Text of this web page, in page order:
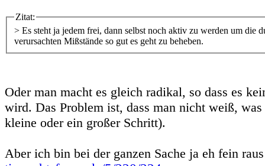
Zitat:
> Es steht ja jedem frei, dann selbst noch aktiv zu werden um die
verursachten Mißstände so gut es geht zu beheben.
Oder man macht es gleich radikal, so dass es
wird. Das Problem ist, dass man nicht weiß,
kleine oder ein großer Schritt).
Aber ich bin bei der ganzen Sache ja eh fein